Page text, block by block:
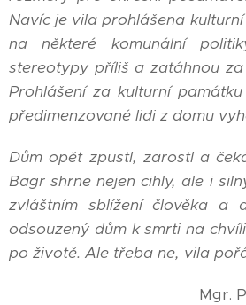
Navíc je vila prohlášena
na některé komunální
stereotypy příliš a zatáhnou
Prohlášení za kulturní
předimenzované lidi z domu
Dům opět zpustl, zarostl a
Bagr shrne nejen cihly, ale i
zvláštním sblížení člověka a
odsouzený dům k smrti na
po životě. Ale třeba ne, vila
Mgr.